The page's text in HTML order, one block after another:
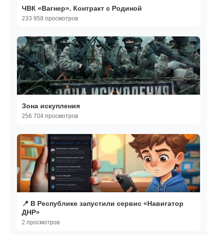
ЧВК «Вагнер». Контракт с Родиной
233 958 просмотров
Зона искупления
256 704 просмотров
📍 В Республике запустили сервис «Навигатор
ДНР»
2 просмотров